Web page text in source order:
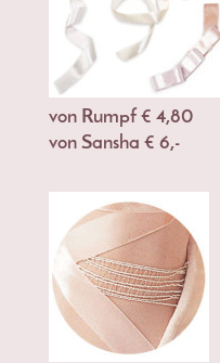
von Rumpf € 4,80
von Sansha € 6,-